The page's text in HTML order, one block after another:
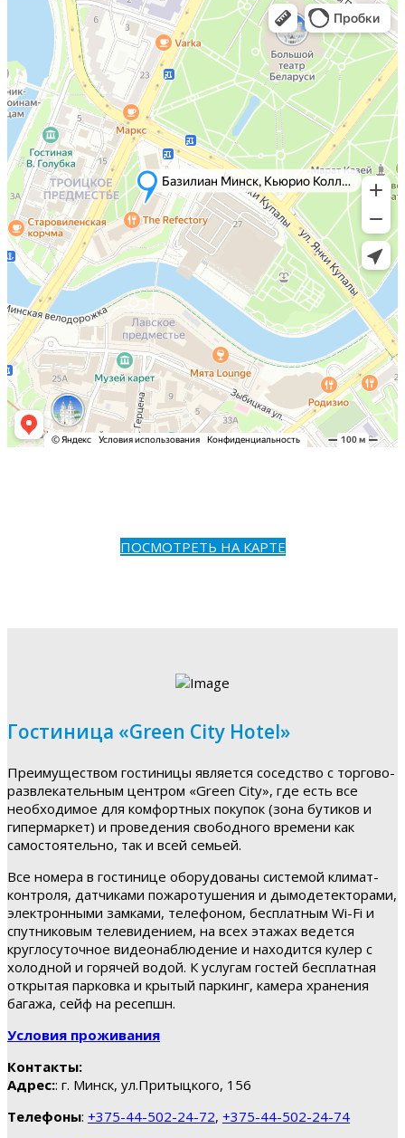
ПОСМОТРЕТЬ НА КАРТЕ
Гостиница «Green City Hotel»
Преимуществом гостиницы является соседство с торгово-
развлекательным центром «Green City», где есть все
необходимое для комфортных покупок (зона бутиков и
гипермаркет) и проведения свободного времени как
самостоятельно, так и всей семьей.
Все номера в гостинице оборудованы системой климат-
контроля, датчиками пожаротушения и дымодетекторами,
электронными замками, телефоном, бесплатным Wi-Fi и
спутниковым телевидением, на всех этажах ведется
круглосуточное видеонаблюдение и находится кулер с
холодной и горячей водой. К услугам гостей бесплатная
открытая парковка и крытый паркинг, камера хранения
багажа, сейф на ресепшн.
Условия проживания
Контакты:
Адрес:: г. Минск, ул.Притыцкого, 156
Телефоны: +375-44-502-24-72, +375-44-502-24-74